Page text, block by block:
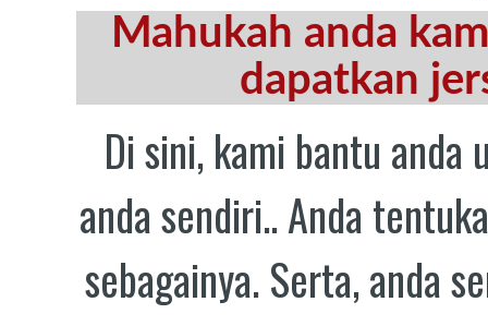
Mahukah anda
dapatkan
Di sini, kami bantu
anda sendiri.. Anda
sebagainya. Serta, anda